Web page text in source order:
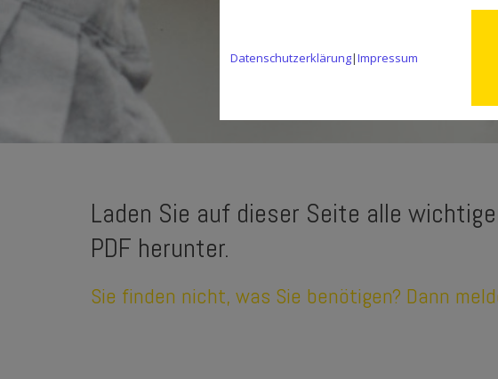
Laden Sie auf dieser Seite alle
PDF herunter.
Sie finden nicht, was Sie benötigen? Dann
Datenschutzerklärung|Impressum